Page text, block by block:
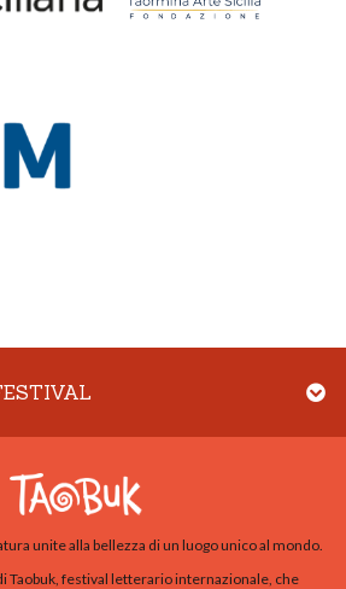
unite alla bellezza di un luogo unico al mondo.
Taobuk, festival letterario internazionale, che